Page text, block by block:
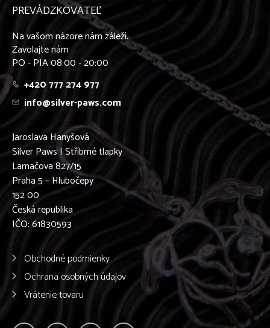
PREVÁDZKOVATEĽ
Na vašom názore nám záleží.
Zavolajte nám
PO - PIA 08:00 - 20:00
+420 777 274 977
info@silver-paws.com
Jaroslava Hanyšová
Silver Paws | Stříbrné tlapky
Lamačova 827/15
Praha 5 – Hlubočepy
152 00
Česká republika
IČO: 61830593
Obchodné podmienky
Ochrana osobných údajov
Vrátenie tovaru